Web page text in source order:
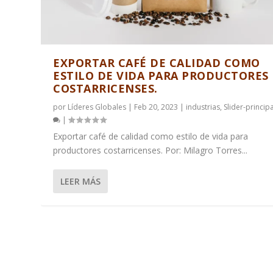
EXPORTAR CAFÉ DE CALIDAD COMO
ESTILO DE VIDA PARA PRODUCTORES
COSTARRICENSES.
por Líderes Globales | Feb 20, 2023 | industrias, Slider-
|
Exportar café de calidad como estilo de vida para
productores costarricenses. Por: Milagro Torres...
LEER MÁS